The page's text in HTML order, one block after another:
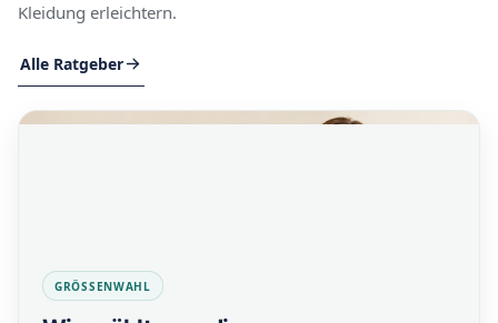
Kleidung erleichtern.
Alle Ratgeber
GRÖSSENWAHL